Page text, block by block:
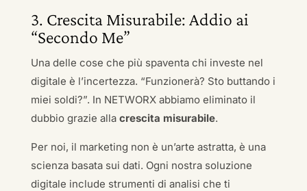
3. Crescita Misurabile: Addio ai
“Secondo Me”
Una delle cose che più spaventa chi investe nel
digitale è l’incertezza. “Funzionerà? Sto buttando i
miei soldi?”. In NETWORX abbiamo eliminato il
dubbio grazie alla crescita misurabile.
Per noi, il marketing non è un’arte astratta, è una
scienza basata sui dati. Ogni nostra soluzione
digitale include strumenti di analisi che ti